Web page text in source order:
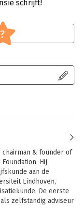
schrijft!
?
chairman & founder of
Hij
aan de
Eindhoven,
De eerste
zelfstandig adviseur